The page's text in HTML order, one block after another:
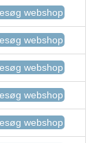
webshop
webshop
webshop
webshop
webshop